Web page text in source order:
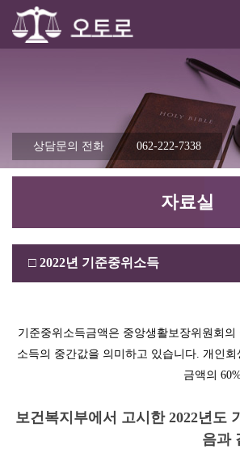
상담문의 전화 062-222-7338
자료실
□ 2022년 기준중위소득
기준중위소득금액은 중앙생활보장위원회
소득의 중간값을 의미하고 있습니다. 개인
금액의
보건복지부에서 고시한 2022년도
음과